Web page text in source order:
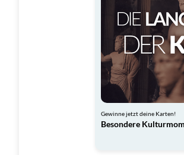
Gewinne jetzt deine Karten!
Besondere